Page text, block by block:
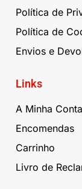
Política de
Política de
Envios e
Links
A Minha Conta
Encomendas
Carrinho
Livro de